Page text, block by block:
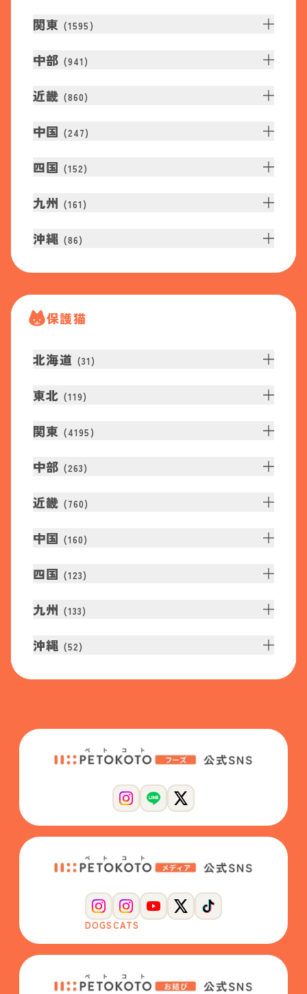
関東 (1595 )
中部 (941 )
近畿 (860)
中国 (247)
四国 (152)
九州 (161 )
沖縄 (86)
保護猫
北海道 (31 )
東北 (119)
関東 (4195 )
中部 (263)
近畿 (760)
中国 (160)
四国 (123)
九州 (133)
沖縄 (52)
DOGSCATS